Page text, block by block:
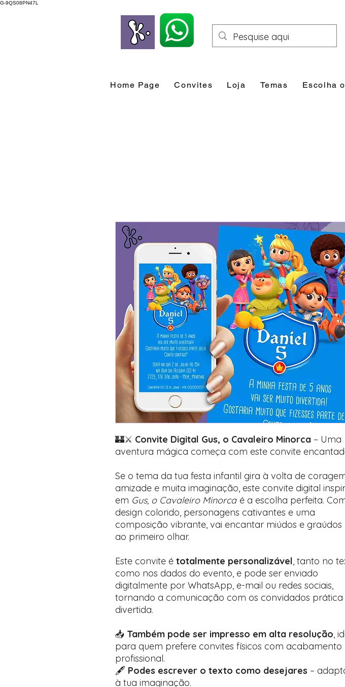
G-9QS08PN47L
Home Page Convites Loja Temas Escolha
🏰⚔️ Convite Digital Gus, o Cavaleiro Minorca – Uma
aventura mágica começa com este convite
Se o tema da tua festa infantil gira à volta de
amizade e muita imaginação, este convite digital
em Gus, o Cavaleiro Minorca é a escolha perfeita.
design colorido, personagens cativantes e uma
composição vibrante, vai encantar miúdos e graúdos
ao primeiro olhar.
Este convite é totalmente personalizável, tanto no
como nos dados do evento, e pode ser enviado
digitalmente por WhatsApp, e-mail ou redes sociais,
tornando a comunicação com os convidados prática
divertida.
📥 Também pode ser impresso em alta resolução,
para quem prefere convites físicos com acabamento
profissional.
🖋️ Podes escrever o texto como desejares –
à tua imaginação.